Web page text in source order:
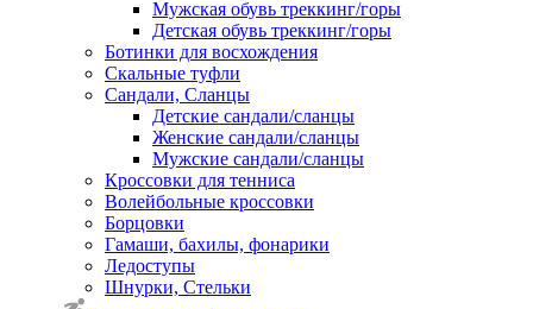
Мужская обувь треккинг/горы
Детская обувь треккинг/горы
Ботинки для восхождения
Скальные туфли
Сандали, Сланцы
Детские сандали/сланцы
Женские сандали/сланцы
Мужские сандали/сланцы
Кроссовки для тенниса
Волейбольные кроссовки
Борцовки
Гамаши, бахилы, фонарики
Ледоступы
Шнурки, Стельки